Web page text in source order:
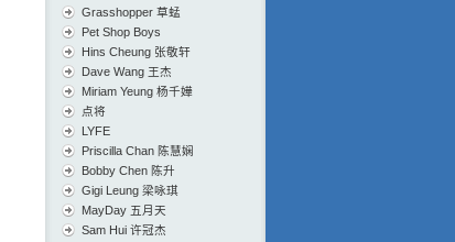
Grasshopper 草蜢
Pet Shop Boys
Hins Cheung 张敬轩
Dave Wang 王杰
Miriam Yeung 杨千嬅
点将
LYFE
Priscilla Chan 陈慧娴
Bobby Chen 陈升
Gigi Leung 梁咏琪
MayDay 五月天
Sam Hui 许冠杰